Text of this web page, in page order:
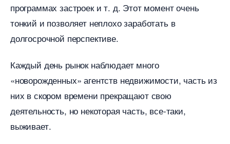
программах застроек и т. д. Этот момент очень
тонкий и позволяет неплохо заработать
долгосрочной перспективе.
Каждый день рынок наблюдает много
«новорожденных» агентств недвижимости, часть из
них в скором времени прекращают свою
деятельность, но некоторая часть, все-таки,
ыживает.